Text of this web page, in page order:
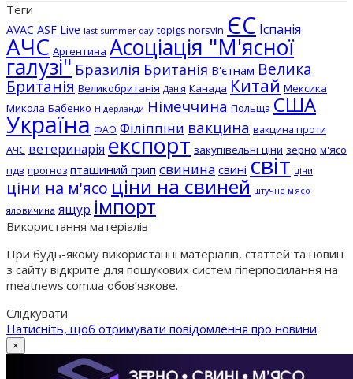
Теги
AVAC ASF Live last summer day topigs norsvin ЄС Іспанія
АЧС Аргентина Асоціація "М'ясної
галузі" Бразилія Британія В'єтнам Велика
Британія Великобританія Данія Канада Китай Мексика
Микола Бабенко Нідерланди Німеччина Польща США
Україна ФАО Філіппіни вакцина вакцина проти
АЧС ветеринарія експорт закупівельні ціни зерно м'ясо
пдв прогноз пташиний грип свинина свині світ ціни
ціни на м'ясо ціни на свиней штучне м'ясо
яловичина ящур імпорт
Використання матеріалів
При будь-якому використанні матеріалів, статтей та новин
з сайту відкрите для пошукових систем гіперпосилання на
meatnews.com.ua обов’язкове.
Слідкувати
Натисніть, щоб отримувати повідомлення про новини
×